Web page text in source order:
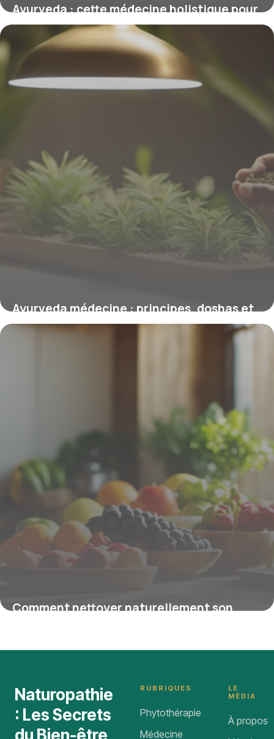
Ayurveda : cette médecine holistique pour
le bien-être du corps et de l’esprit
23 février 2026
Ayurveda médecine : principes, doshas et
pratiques quotidiennes
Comment nettoyer naturellement son
9 février 2026
Naturopathie
: Les Secrets
du Bien-être
RUBRIQUES
Phytothérapie
Médecine
LE
MÉDIA
À propos